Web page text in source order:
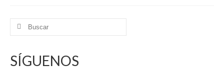
Buscar
SÍGUENOS